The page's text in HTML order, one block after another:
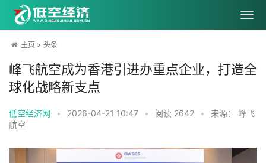
主页 > 头条
峰飞航空成为香港引进办重点企业，打造全
球化战略新支点
低空经济网 • 2026-04-21 10:47 • 阅读 2642 •
来源： 峰飞
航空